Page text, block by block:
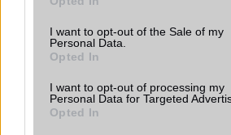
use your data for below specified
consent section.
I want to opt-out of the Sale of my
Personal Data.
Opted In
I want to opt-out of processing my
Personal Data for Targeted
Opted In
Samsung